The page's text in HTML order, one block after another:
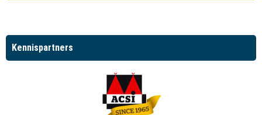
Kennispartners